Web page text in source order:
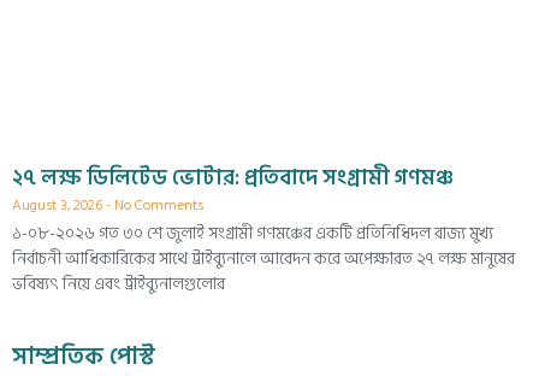
২৭ লক্ষ ডিলিটেড ভোটার: প্রতিবাদে সংগ্রামী গণমঞ্চ
August 3, 2026 No Comments
১-০৮-২০২৬ গত ৩০ শে জুলাই সংগ্রামী গণমঞ্চের একটি প্রতিনিধিদল রাজ্য মুখ্য
নির্বাচনী আধিকারিকের সাথে ট্রাইব্যুনালে আবেদন করে অপেক্ষারত ২৭ লক্ষ মানুষের
ভবিষ্যৎ নিয়ে এবং ট্রাইব্যুনালগুলোর
সাম্প্রতিক পোস্ট